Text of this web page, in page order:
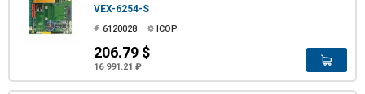
VEX-6254-S
6120028 ICOP
206.79 $
16 991.21 ₽